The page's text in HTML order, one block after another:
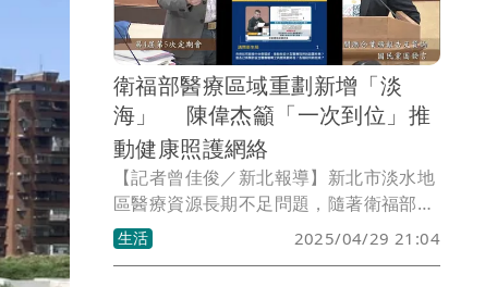
衛福部醫療區域重劃新增「淡
海」 陳偉杰籲「一次到位」推
動健康照護網絡
【記者曾佳俊／新北報導】新北市淡水地
區醫療資源長期不足問題，隨著衛福部於
今年二月正式核定重劃醫療分區，新增台
北「淡海」，地方長久爭取大型醫療院所
生活 2025/04/29 21:04